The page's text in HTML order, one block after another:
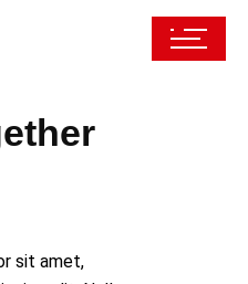
sit amet,